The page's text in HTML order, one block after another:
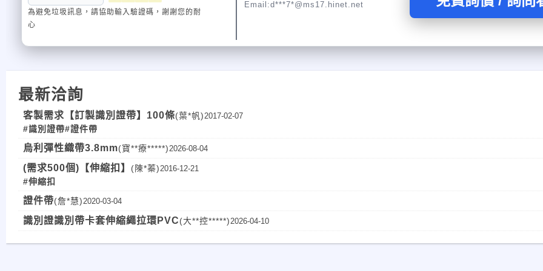
為避免垃圾訊息，請協助輸入驗證碼，謝謝您的耐
心
Email:d***7*@ms17.hinet.net
最新洽詢
客製需求【訂製識別證帶】100條(葉*帆) 2017-02-07
#識別證帶#證件帶
烏利彈性織帶3.8mm(寶**療*****) 2026-08-04
(需求500個)【伸縮扣】 (陳*蓁) 2016-12-21
#伸縮扣
證件帶(詹*慧) 2020-03-04
識別證識別帶卡套伸縮繩拉環PVC(大**控*****) 2026-04-10